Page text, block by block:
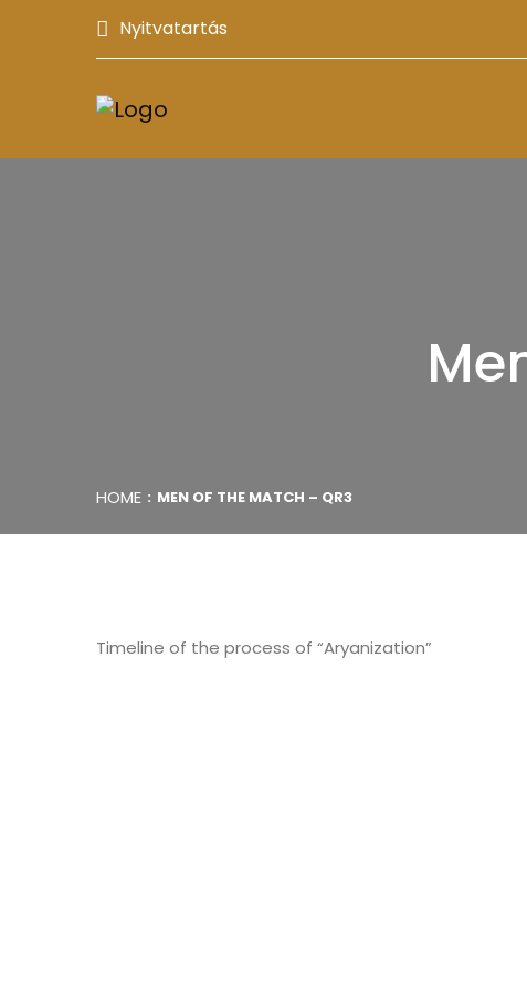
Nyitvatartás
HOME MEN OF THE MATCH – QR3
Timeline of the process of “Aryanization”